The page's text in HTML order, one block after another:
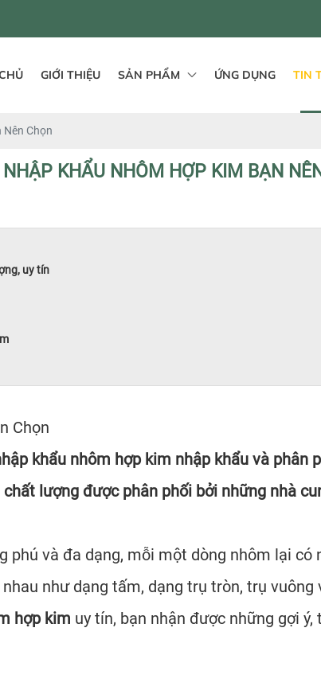
GIỚI THIỆU SẢN PHẨM ỨNG DỤNG TIN
Nên Chọn
KHẨU NHÔM HỢP KIM BẠN
uy tín
Chọn
khẩu nhôm hợp kim nhập khẩu và phân
lượng được phân phối bởi những nhà
và đa dạng, mỗi một dòng nhôm lại có
như dạng tấm, dạng trụ tròn, trụ
hợp kim uy tín, bạn nhận được những gợi